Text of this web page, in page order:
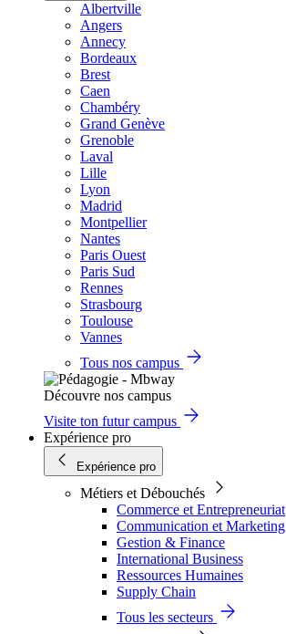
Albertville
Angers
Annecy
Bordeaux
Brest
Caen
Chambéry
Grand Genève
Grenoble
Laval
Lille
Lyon
Madrid
Montpellier
Nantes
Paris Ouest
Paris Sud
Rennes
Strasbourg
Toulouse
Vannes
Tous nos campus
Découvre nos campus
Visite ton futur campus
Expérience pro
Expérience pro
Métiers et Débouchés
Commerce et Entrepreneuriat
Communication et Marketing
Gestion & Finance
International Business
Ressources Humaines
Supply Chain
Tous les secteurs